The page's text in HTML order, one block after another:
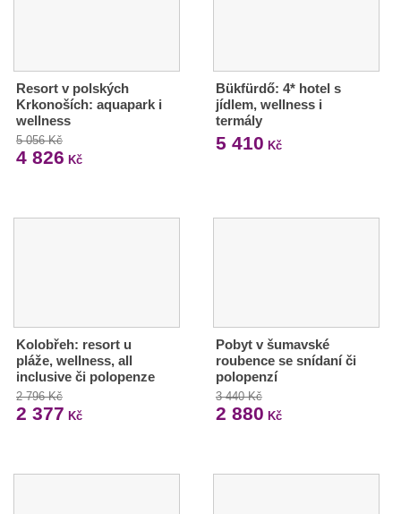
Resort v polských
Krkonoších: aquapark i
wellness
5 056 Kč
4 826 Kč
Bükfürdő: 4* hotel s
jídlem, wellness i
termály
5 410 Kč
Kolobřeh: resort u
pláže, wellness, all
inclusive či polopenze
2 796 Kč
2 377 Kč
Pobyt v šumavské
roubence se snídaní či
polopenzí
3 440 Kč
2 880 Kč